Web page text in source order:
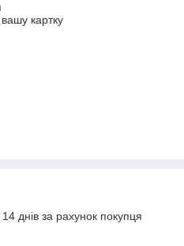
картку
днів за рахунок покупця